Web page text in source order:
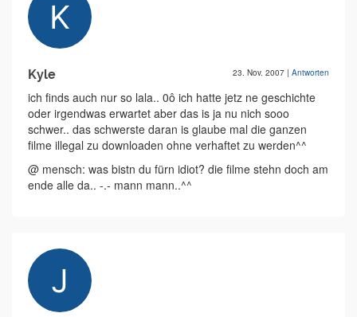
Kyle 23. Nov. 2007 | Antworten
ich finds auch nur so lala.. 0ô ich hatte jetz ne geschichte
oder irgendwas erwartet aber das is ja nu nich sooo
schwer.. das schwerste daran is glaube mal die ganzen
filme illegal zu downloaden ohne verhaftet zu werden^^
@ mensch: was bistn du fürn idiot? die filme stehn doch am
ende alle da.. -.- mann mann..^^